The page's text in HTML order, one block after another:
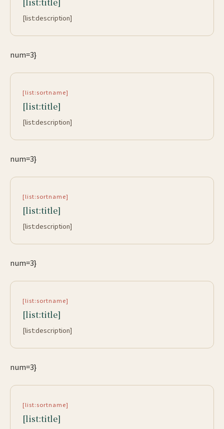
[list:description]
num=3}
[list:sortname]
[list:title]
[list:description]
num=3}
[list:sortname]
[list:title]
[list:description]
num=3}
[list:sortname]
[list:title]
[list:description]
num=3}
[list:sortname]
[list:title]